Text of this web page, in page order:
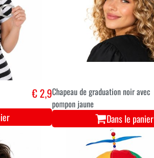
€ 2,9Chapeau de graduation noir avec
pompon jaune
Dans le panier